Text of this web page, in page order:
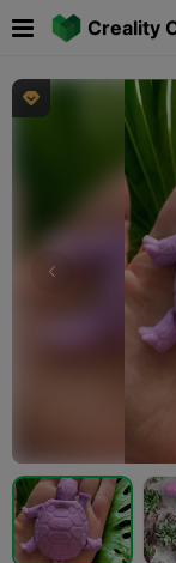
Creality
